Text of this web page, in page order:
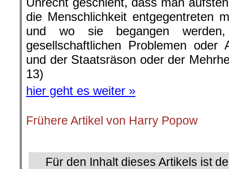
die Menschlichkeit entgegentreten
und wo sie begangen
gesellschaftlichen Problemen oder
und der Staatsräson oder der
13)
hier geht es weiter »
Frühere Artikel von Harry Popow
Für den Inhalt dieses Artikels ist